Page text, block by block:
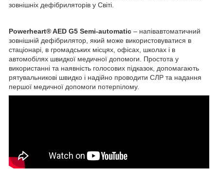
зовнішніх дефібриляторів у Світі.
Powerheart® AED G5 Semi-automatic – напівавтоматичний
зовнішній дефібрилятор, який може використовуватися в
стаціонарі, в громадських місцях, офісах, школах і в
автомобілях швидкої медичної допомоги. Простота у
використанні та наявність голосових підказок, допомагають
рятувальникові швидко і надійно проводити СЛР та надання
першої медичної допомоги потерпілому.